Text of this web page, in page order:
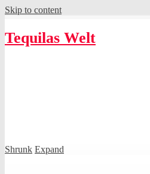
Skip to content
Tequilas Welt
Shrunk Expand